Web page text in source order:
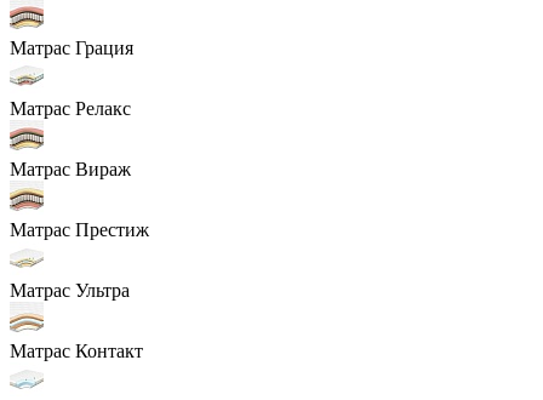
Матрас Грация
Матрас Релакс
Матрас Вираж
Матрас Престиж
Матрас Ультра
Матрас Контакт